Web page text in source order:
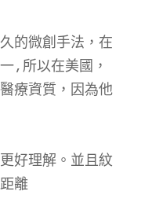
的微創手法，在
,所以在美國，
療資質，因為他
好理解。並且紋
離